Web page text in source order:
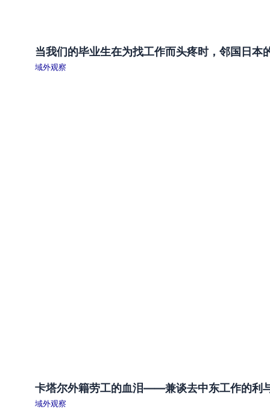
当我们的毕业生在为找工作而头疼时，邻国日
域外观察
卡塔尔外籍劳工的血泪——兼谈去中东工作的利
域外观察